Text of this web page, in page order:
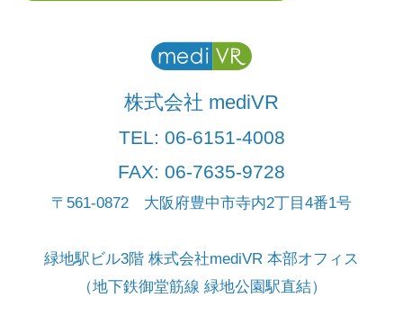
株式会社 mediVR
TEL: 06-6151-4008
FAX: 06-7635-9728
〒561-0872 大阪府豊中市寺内2丁目4番1号
緑地駅ビル3階 株式会社mediVR 本部オフィス
（地下鉄御堂筋線 緑地公園駅直結）